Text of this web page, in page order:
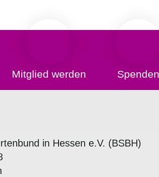
Mitglied werden Spenden
in Hessen e.V. (BSBH)